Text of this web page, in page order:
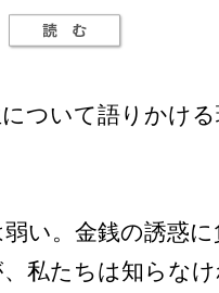
ついて語りかけ
弱い。金銭の誘惑
私たちは知らな